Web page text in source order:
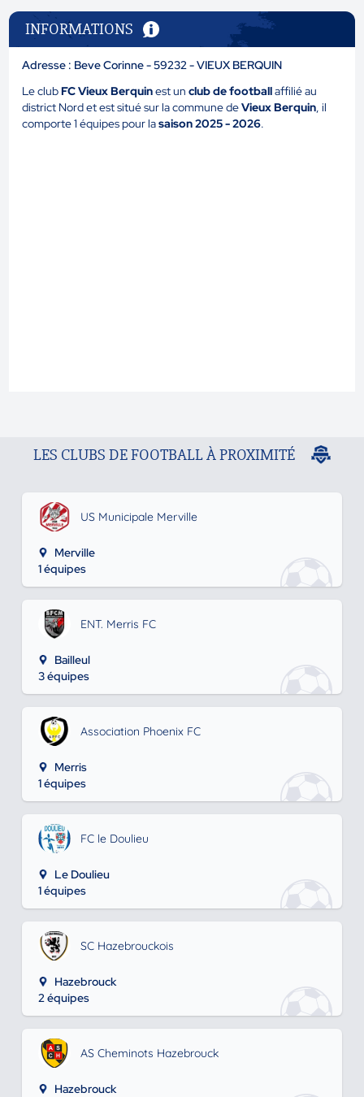
INFORMATIONS
Adresse : Beve Corinne - 59232 - VIEUX BERQUIN
Le clubFC Vieux Berquinest unclub de footballaffilié au
district Nord et est situé sur la commune deVieux Berquin, il
comporte 1 équipes pour lasaison 2025 - 2026.
LES CLUBS DE FOOTBALL À PROXIMITÉ
US Municipale Merville
Merville
1 équipes
ENT. Merris FC
Bailleul
3 équipes
Association Phoenix FC
Merris
1 équipes
FC le Doulieu
Le Doulieu
1 équipes
SC Hazebrouckois
Hazebrouck
2 équipes
AS Cheminots Hazebrouck
Hazebrouck